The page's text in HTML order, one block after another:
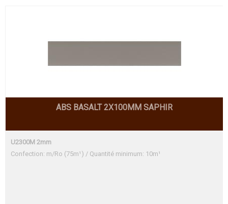
ABS BASALT 2X100MM SAPHIR
U2300M 2mm
Confection: m/Ro (75m¹) / Quantité minimum: 10m¹